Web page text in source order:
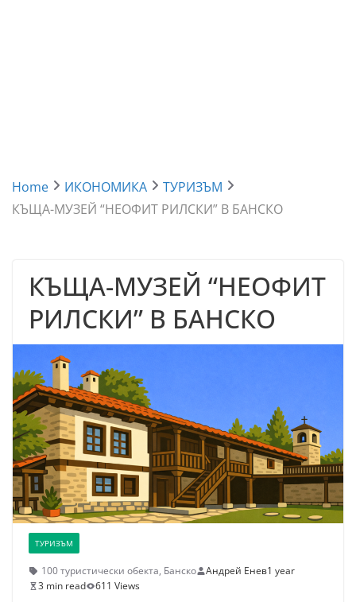
Home ИКОНОМИКА
ТУРИЗЪМ
КЪЩА-МУЗЕЙ “НЕОФИТ РИЛСКИ” В БАНСКО
КЪЩА-МУЗЕЙ “НЕОФИТ
РИЛСКИ” В БАНСКО
ТУРИЗЪМ
100 туристически обекта, Банско Андрей Енев1 year
3 min read
611 Views